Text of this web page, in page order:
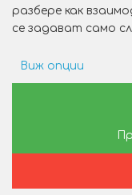
Как да изберем
Изработка
Начало Желани
разбере как
се задават само
Виж опции
Рекламни
Данни за